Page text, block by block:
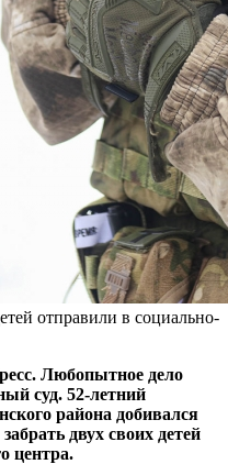
отправили в социально-
Любопытное дело
суд. 52-летний
района добивался
двух своих детей
центра.